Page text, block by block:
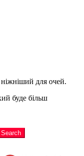
для очей.
буде більш
Search